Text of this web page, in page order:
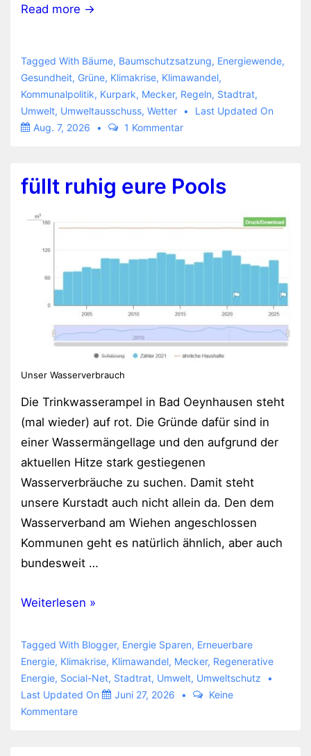
Read more →
Tagged With Bäume, Baumschutzsatzung, Energiewende,
Gesundheit, Grüne, Klimakrise, Klimawandel,
Kommunalpolitik, Kurpark, Mecker, Regeln, Stadtrat,
Umwelt, Umweltausschuss, Wetter
Last Updated On
Aug. 7, 2026
1 Kommentar
füllt ruhig eure Pools
Unser Wasserverbrauch
Die Trinkwasserampel in Bad Oeynhausen steht
(mal wieder) auf rot. Die Gründe dafür sind in
einer Wassermängellage und den aufgrund der
aktuellen Hitze stark gestiegenen
Wasserverbräuche zu suchen. Damit steht
unsere Kurstadt auch nicht allein da. Den dem
Wasserverband am Wiehen angeschlossen
Kommunen geht es natürlich ähnlich, aber auch
bundesweit …
füllt
eure
Pools
Weiterlesen »
Tagged With Blogger, Energie Sparen, Erneuerbare
Energie, Klimakrise, Klimawandel, Mecker, Regenerative
Energie, Social-Net, Stadtrat, Umwelt, Umweltschutz
Last Updated On
Juni 27, 2026
Keine
Kommentare